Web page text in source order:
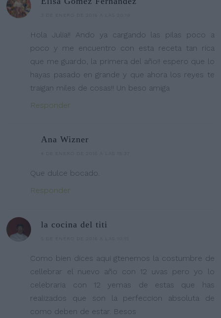
Hola Julia!! Ando ya cargando las pilas poco a
poco y me encuentro con esta receta tan rica
que me guardo, la primera del año!! espero que lo
hayas pasado en grande y que ahora los reyes te
traigan miles de cosas!! Un beso amiga
Responder
Ana Wizner
Que dulce bocado.
Responder
la cocina del titi
Como bien dices aqui gtenemos la costumbre de
cellebrar el nuevo año con 12 uvas pero yo lo
celebraria con 12 yemas de estas que has
realizados que son la perfeccion absoluta de
como deben de estar. Besos